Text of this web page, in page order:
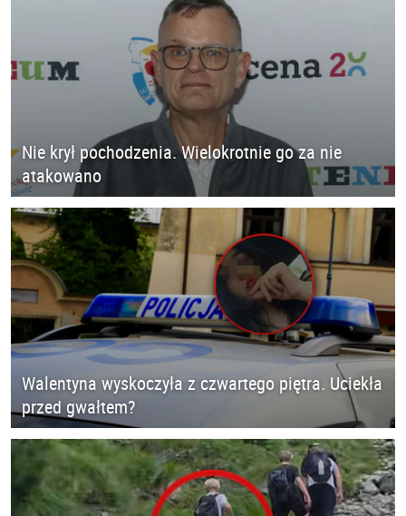
Nie krył pochodzenia. Wielokrotnie go za nie
atakowano
Walentyna wyskoczyła z czwartego piętra. Uciekła
przed gwałtem?